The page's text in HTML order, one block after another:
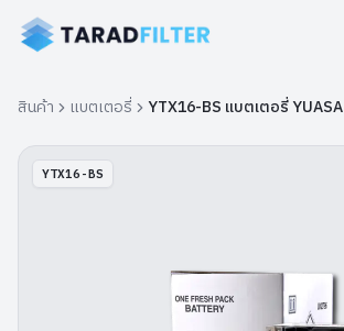
สินค้า แบตเตอรี่ YTX16-BS แบตเตอรี่ YUASA
YTX16-BS